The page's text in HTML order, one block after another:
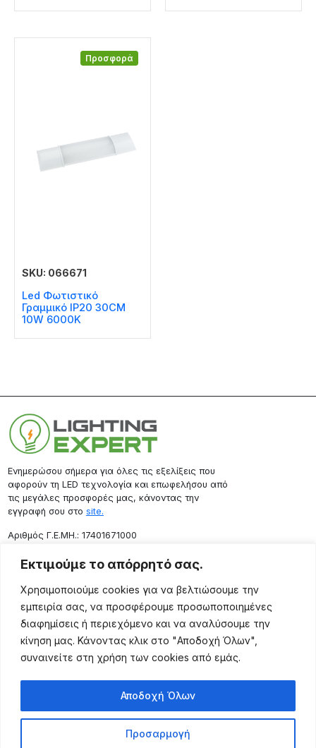
Εκτιμούμε το απόρρητό σας.
Χρησιμοποιούμε cookies για να βελτιώσουμε την
εμπειρία σας, να προσφέρουμε προσωποποιημένες
διαφημίσεις ή περιεχόμενο και να αναλύσουμε την
κίνηση μας. Κάνοντας κλικ στο "Αποδοχή Όλων",
συναινείτε στη χρήση των cookies από εμάς.
Προσαρμογή
Αποδοχή Όλων
Προσφορά
SKU: 066671
Led Φωτιστικό
Γραμμικό IP20 30CM
10W 6000K
Ενημερώσου σήμερα για όλες τις εξελίξεις που
αφορούν τη LED τεχνολογία και επωφελήσου από
τις μεγάλες προσφορές μας, κάνοντας την
εγγραφή σου στο site.
Aριθμός Γ.Ε.ΜΗ.: 17401671000
Επικοινωνία
Ρόδου 133, Αθήνα 10443
(+30) 211 725 5427
sales@lightingexpert.gr
Χρήσιμες Σελίδες
Προϊόντα